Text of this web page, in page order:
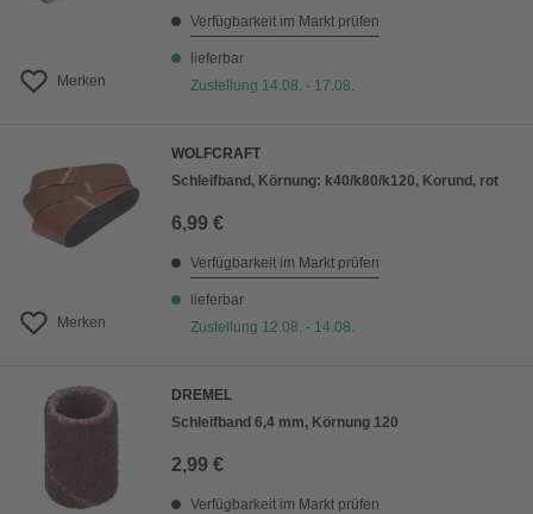
Merken
Verfügbarkeit im Markt prüfen
lieferbar
Zustellung 14.08. - 17.08.
Merken
WOLFCRAFT
Schleifband, Körnung: k40/k80/k120, Korund, rot
6,99 €
Verfügbarkeit im Markt prüfen
lieferbar
Zustellung 12.08. - 14.08.
DREMEL
Schleifband 6,4 mm, Körnung 120
2,99 €
Verfügbarkeit im Markt prüfen